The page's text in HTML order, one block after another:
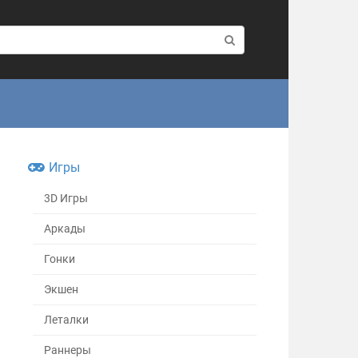
Игры
3D Игры
Аркады
Гонки
Экшен
Леталки
Раннеры